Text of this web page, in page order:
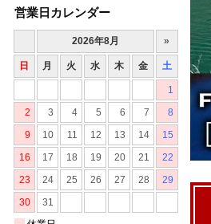
営業日カレンダー